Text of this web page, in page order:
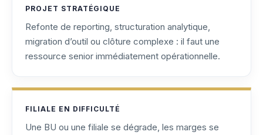
PROJET STRATÉGIQUE
Refonte de reporting, structuration analytique,
migration d’outil ou clôture complexe : il faut une
ressource senior immédiatement opérationnelle.
FILIALE EN DIFFICULTÉ
Une BU ou une filiale se dégrade, les marges se